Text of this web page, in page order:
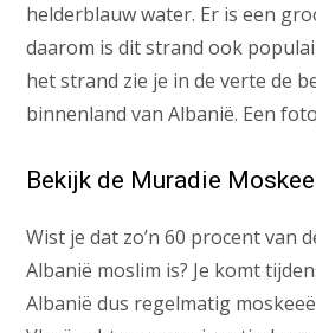
helderblauw water. Er is een
daarom is dit strand ook
het strand zie je in de verte de
binnenland van Albanië. Een
Bekijk de Muradie Moskee
Wist je dat zo’n 60 procent van
Albanië moslim is? Je komt
Albanië dus regelmatig